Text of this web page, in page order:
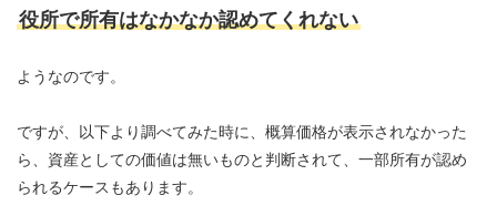
役所で所有はなかなか認めてくれない
ようなのです。
ですが、以下より調べてみた時に、概算価格が表示されなかった
ら、資産としての価値は無いものと判断されて、一部所有が認め
られるケースもあります。